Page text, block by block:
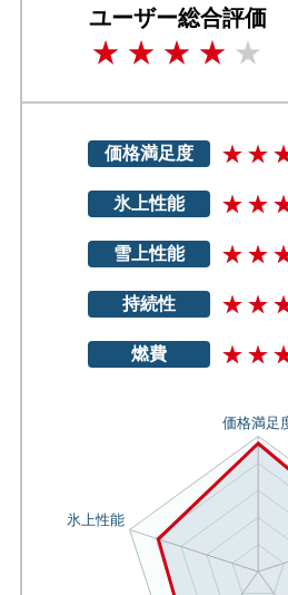
ユーザー総合評価
価格満足度
氷上性能
雪上性能
持続性
燃費